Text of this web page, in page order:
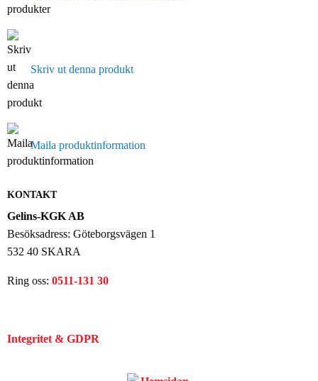
Skriv ut denna produkt
Maila produktinformation
KONTAKT
Gelins-KGK AB
Besöksadress: Göteborgsvägen 1
532 40 SKARA
Ring oss: 0511-131 30
Integritet & GDPR